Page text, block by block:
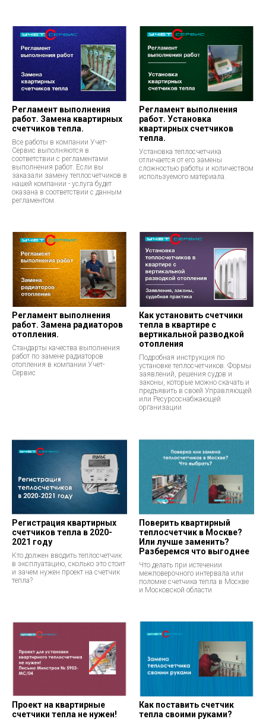
Регламент выполнения
работ. Замена квартирных
счетчиков тепла.
Все работы в компании Учет-
Сервис выполняются в
соответствии с регламентами
выполнения работ. Если вы
заказали замену теплосчетчиков в
нашей компании - услуга будет
оказана в соответствии с данным
регламентом.
Регламент выполнения
работ. Установка
квартирных счетчиков
тепла.
Установка теплосчетчика
отличается от его замены
сложностью работы и количеством
используемого материала.
Регламент выполнения
работ. Замена радиаторов
отопления.
Стандарты качества выполнения
работ по замене радиаторов
отопления в компании Учет-
Сервис
Как установить счетчики
тепла в квартире с
вертикальной разводкой
отопления
Подробная инструкция по
установке теплосчетчиков. Формы
заявлений, решения судов и
законы, которые можно скачать и
предъявить в своей Управляющей
или Ресурсоснабжающей
организации
Регистрация квартирных
счетчиков тепла в 2020-
2021 году
Кто должен вводить теплосчетчик
в эксплуатацию, сколько это стоит
и зачем нужен проект на счетчик
тепла?
Поверить квартирный
теплосчетчик в Москве?
Или лучше заменить?
Разберемся что выгоднее
Что делать при истечении
межповерочного интервала или
поломке счетчика тепла в Москве
и Московской области
Проект на квартирные
счетчики тепла не нужен!
Как поставить счетчик
тепла своими руками?